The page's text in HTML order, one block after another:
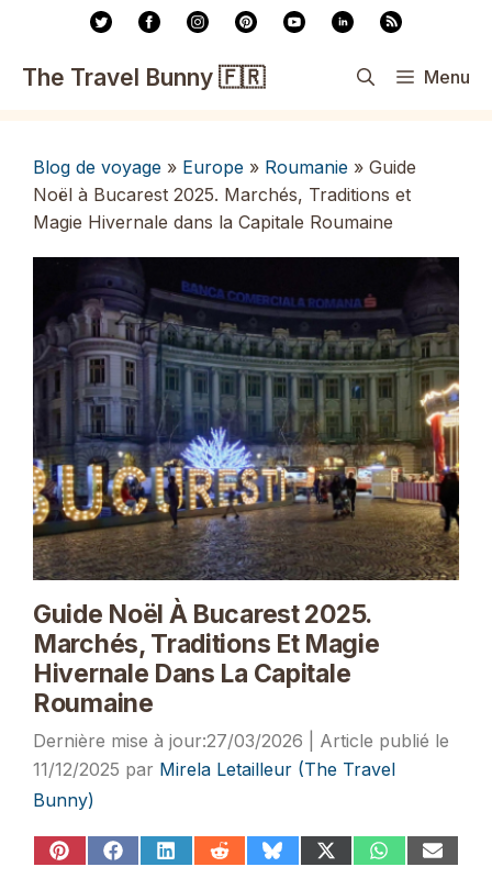
contenu
The Travel Bunny 🇫🇷 Menu
Blog de voyage » Europe » Roumanie » Guide
Noël à Bucarest 2025. Marchés, Traditions et
Magie Hivernale dans la Capitale Roumaine
Guide Noël À Bucarest 2025.
Marchés, Traditions Et Magie
Hivernale Dans La Capitale
Roumaine
27/03/2026
11/12/2025 par Mirela Letailleur (The Travel
Bunny)
ShareShareShareShareShareShareShareShare